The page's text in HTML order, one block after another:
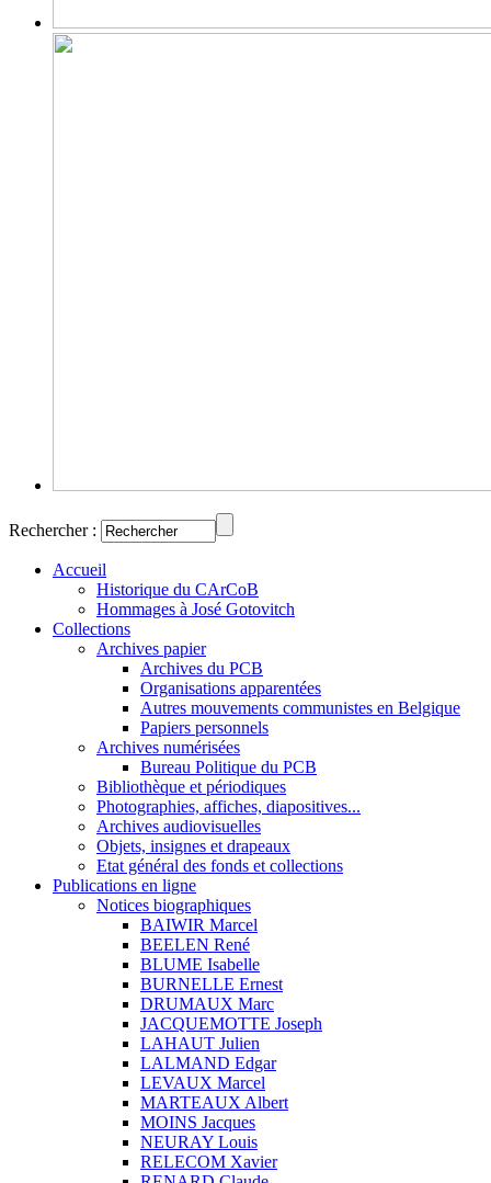
Rechercher :
Accueil
Historique du CArCoB
Hommages à José Gotovitch
Collections
Archives papier
Archives du PCB
Organisations apparentées
Autres mouvements communistes en Belgique
Papiers personnels
Archives numérisées
Bureau Politique du PCB
Bibliothèque et périodiques
Photographies, affiches, diapositives...
Archives audiovisuelles
Objets, insignes et drapeaux
Etat général des fonds et collections
Publications en ligne
Notices biographiques
BAIWIR Marcel
BEELEN René
BLUME Isabelle
BURNELLE Ernest
DRUMAUX Marc
JACQUEMOTTE Joseph
LAHAUT Julien
LALMAND Edgar
LEVAUX Marcel
MARTEAUX Albert
MOINS Jacques
NEURAY Louis
RELECOM Xavier